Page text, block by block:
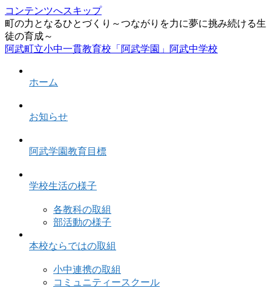
コンテンツへスキップ
町の力となるひとづくり～つながりを力に夢に挑み続ける生
徒の育成～
阿武町立小中一貫教育校「阿武学園」阿武中学校
ホーム
お知らせ
阿武学園教育目標
学校生活の様子
各教科の取組
部活動の様子
本校ならではの取組
小中連携の取組
コミュニティースクール